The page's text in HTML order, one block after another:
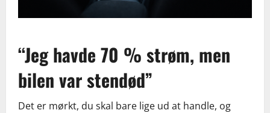
“Jeg havde 70 % strøm, men
bilen var stendød”
Det er mørkt, du skal bare lige ud at handle, og